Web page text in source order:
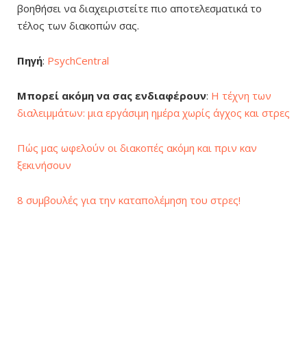
βοηθήσει να διαχειριστείτε πιο αποτελεσματικά το
τέλος των διακοπών σας.
Πηγή: PsychCentral
Μπορεί ακόμη να σας ενδιαφέρουν: Η τέχνη των
διαλειμμάτων: μια εργάσιμη ημέρα χωρίς άγχος και στρες
Πώς μας ωφελούν οι διακοπές ακόμη και πριν καν
ξεκινήσουν
8 συμβουλές για την καταπολέμηση του στρες!